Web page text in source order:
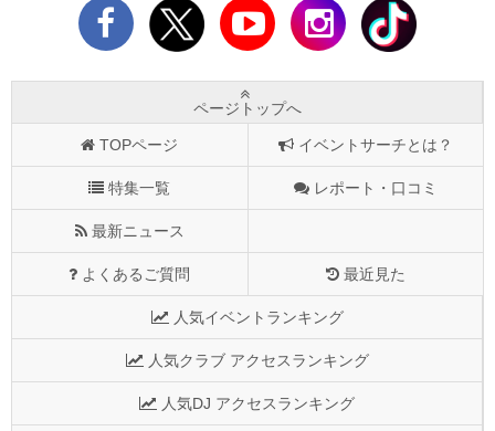
ページトップへ
TOPページ イベントサーチとは？
特集一覧 レポート・口コミ
最新ニュース
よくあるご質問 最近見た
人気イベントランキング
人気クラブ アクセスランキング
人気DJ アクセスランキング